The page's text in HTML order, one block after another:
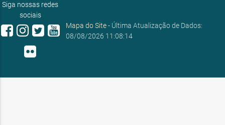
Siga nossas redes
sociais
Mapa do Site- Última Atualização de Dados:
08/08/2026 11:08:14